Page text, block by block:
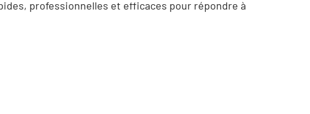
professionnelles et efficaces pour répondre à